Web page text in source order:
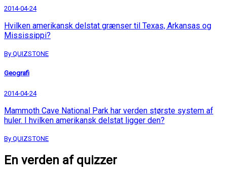
2014-04-24
Hvilken amerikansk delstat grænser til Texas, Arkansas og
Mississippi?
By QUIZSTONE
Geografi
2014-04-24
Mammoth Cave National Park har verden største system af
huler. I hvilken amerikansk delstat ligger den?
By QUIZSTONE
En verden af quizzer